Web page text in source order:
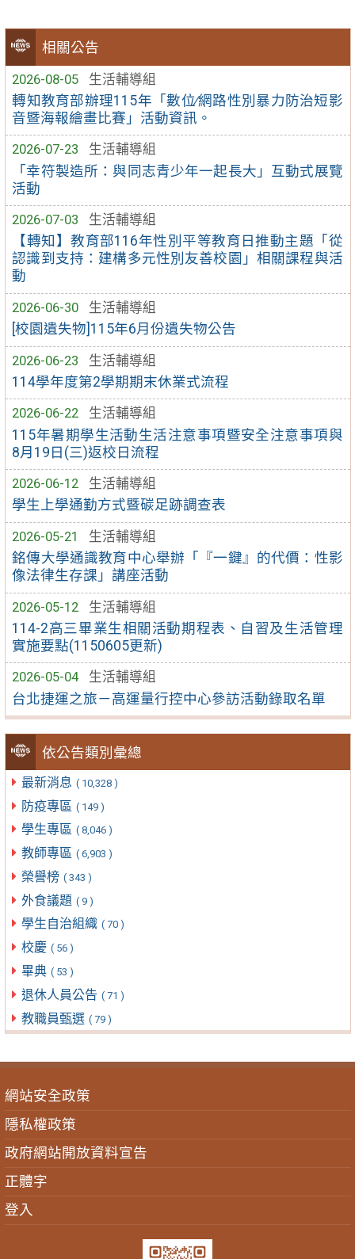
相關公告
2026-08-05
生活輔導組
轉知教育部辦理115年「數位∕網路性別暴力防治短影
音暨海報繪畫比賽」活動資訊。
2026-07-23
生活輔導組
「幸符製造所：與同志青少年一起長大」互動式展覽
活動
2026-07-03
生活輔導組
【轉知】教育部116年性別平等教育日推動主題「從
認識到支持：建構多元性別友善校園」相關課程與活
動
2026-06-30
生活輔導組
[校園遺失物]115年6月份遺失物公告
2026-06-23
生活輔導組
114學年度第2學期期末休業式流程
2026-06-22
生活輔導組
115年暑期學生活動生活注意事項暨安全注意事項與
8月19日(三)返校日流程
2026-06-12
生活輔導組
學生上學通勤方式暨碳足跡調查表
2026-05-21
生活輔導組
銘傳大學通識教育中心舉辦「『一鍵』的代價：性影
像法律生存課」講座活動
2026-05-12
生活輔導組
114-2高三畢業生相關活動期程表、自習及生活管理
實施要點(1150605更新)
2026-05-04
生活輔導組
台北捷運之旅－高運量行控中心參訪活動錄取名單
依公告類別彙總
最新消息 ( 10,328 )
防疫專區 ( 149 )
學生專區 ( 8,046 )
教師專區 ( 6,903 )
榮譽榜 ( 343 )
外食議題 ( 9 )
學生自治組織 ( 70 )
校慶 ( 56 )
畢典 ( 53 )
退休人員公告 ( 71 )
教職員甄選 ( 79 )
網站安全政策
隱私權政策
政府網站開放資料宣告
正體字
登入